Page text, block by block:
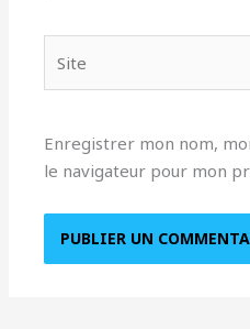
Enregistrer mon nom,
le navigateur pour mon